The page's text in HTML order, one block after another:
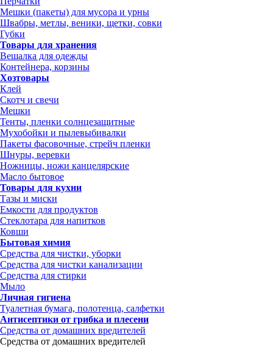
Мешки (пакеты) для мусора и урны
Швабры, метлы, веники, щетки, совки
Губки
Товары для хранения
Вешалка для одежды
Контейнера, корзины
Хозтовары
Клей
Скотч и свечи
Мешки
Тенты, пленки солнцезащитные
Мухобойки и пылевыбивалки
Пакеты фасовочные, стрейч пленки
Шнуры, веревки
Ножницы, ножи канцелярские
Масло бытовое
Товары для кухни
Тазы и миски
Емкости для продуктов
Стеклотара для напитков
Ковши
Бытовая химия
Средства для чистки, уборки
Средства для чистки канализации
Средства для стирки
Мыло
Личная гигиена
Туалетная бумага, полотенца, салфетки
Антисептики от грибка и плесени
Средства от домашних вредителей
Средства от домашних вредителей